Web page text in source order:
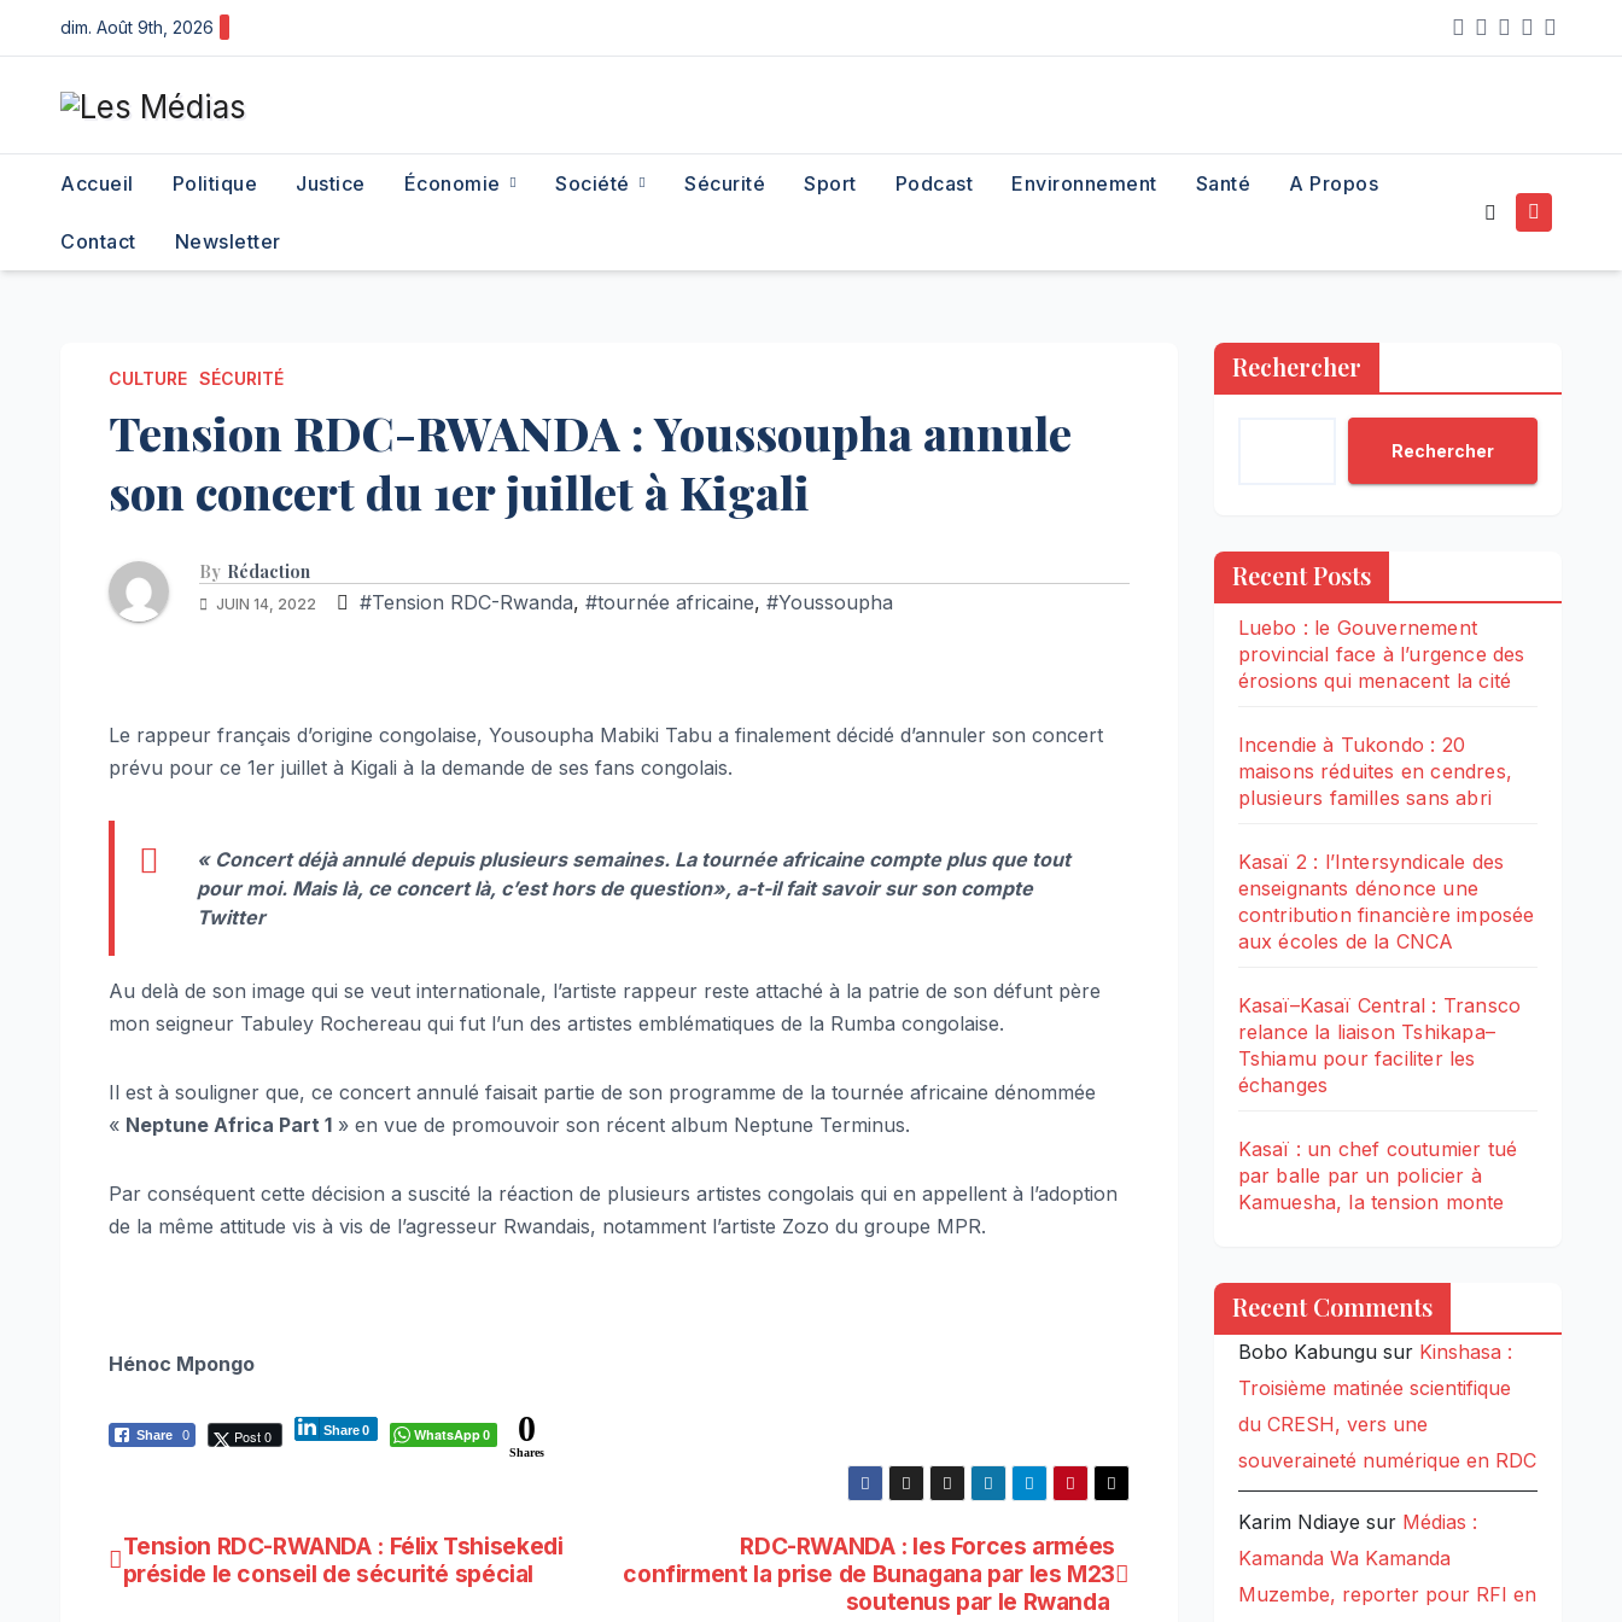
to
content
dim. Août 9th, 2026
Accueil Politique Justice Économie Société Sécurité Sport Podcast Environnement Santé A Propos
Contact Newsletter
CULTURE SÉCURITÉ
Tension RDC-RWANDA : Youssoupha annule
son concert du 1er juillet à Kigali
By Rédaction
JUIN 14, 2022 #Tension RDC-Rwanda, #tournée africaine, #Youssoupha
Le rappeur français d’origine congolaise, Yousoupha Mabiki Tabu a finalement décidé d’annuler son concert
prévu pour ce 1er juillet à Kigali à la demande de ses fans congolais.
« Concert déjà annulé depuis plusieurs semaines. La tournée africaine compte plus que tout
pour moi. Mais là, ce concert là, c’est hors de question», a-t-il fait savoir sur son compte
Twitter
Au delà de son image qui se veut internationale, l’artiste rappeur reste attaché à la patrie de son défunt père
mon seigneur Tabuley Rochereau qui fut l’un des artistes emblématiques de la Rumba congolaise.
Il est à souligner que, ce concert annulé faisait partie de son programme de la tournée africaine dénommée
« Neptune Africa Part 1 » en vue de promouvoir son récent album Neptune Terminus.
Par conséquent cette décision a suscité la réaction de plusieurs artistes congolais qui en appellent à l’adoption
de la même attitude vis à vis de l’agresseur Rwandais, notamment l’artiste Zozo du groupe MPR.
Hénoc Mpongo
Share 0 Post 0 Share0 WhatsApp0 0
Shares
Navigation
RDC-RWANDA : les Forces armées
confirment la prise de Bunagana par les M23
soutenus par le Rwanda
Tension RDC-RWANDA : Félix Tshisekedi
préside le conseil de sécurité spécial
Rechercher
Rechercher
Recent Posts
Luebo : le Gouvernement
provincial face à l’urgence des
érosions qui menacent la cité
Incendie à Tukondo : 20
maisons réduites en cendres,
plusieurs familles sans abri
Kasaï 2 : l’Intersyndicale des
enseignants dénonce une
contribution financière imposée
aux écoles de la CNCA
Kasaï–Kasaï Central : Transco
relance la liaison Tshikapa–
Tshiamu pour faciliter les
échanges
Kasaï : un chef coutumier tué
par balle par un policier à
Kamuesha, la tension monte
Recent Comments
Bobo Kabungusur Kinshasa :
Troisième matinée scientifique
du CRESH, vers une
souveraineté numérique en RDC
Karim Ndiaye sur Médias :
Kamanda Wa Kamanda
Muzembe, reporter pour RFI en